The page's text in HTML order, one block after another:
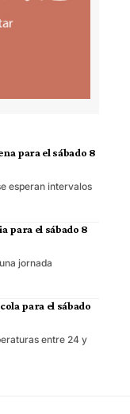
para el sábado 8
esperan intervalos
para el sábado 8
jornada
para el sábado
entre 24 y